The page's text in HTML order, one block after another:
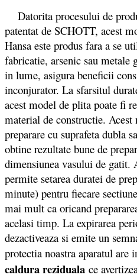
Datorita procesului de
patentat de SCHOTT, acest
Hansa este produs fara a se
fabricatie, arsenic sau metale
in lume, asigura beneficii
inconjurator. La sfarsitul
acest model de plita poate fi
material de constructie.
preparare cu suprafeta dubla
obtine rezultate bune de
dimensiunea vasului de gatit.
permite setarea duratei de
minute) pentru fiecare
mai mult ca oricand
acelasi timp. La expirarea
dezactiveaza si emite un
protectia noastra aparatul are
caldura reziduala ce